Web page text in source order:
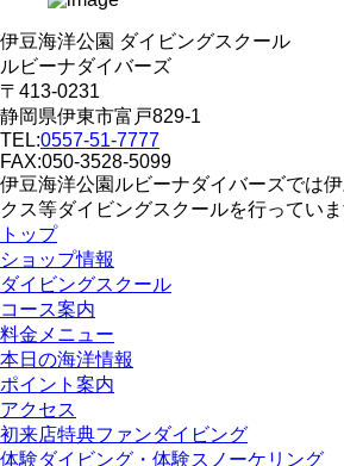
伊豆海洋公園 ダイビングスクール
ルビーナダイバーズ
〒413-0231
静岡県伊東市富戸829-1
TEL:0557-51-7777
FAX:050-3528-5099
伊豆海洋公園ルビーナダイバーズでは
クス等ダイビングスクールを行ってい
トップ
ショップ情報
ダイビングスクール
コース案内
料金メニュー
本日の海洋情報
ポイント案内
アクセス
初来店特典ファンダイビング
体験ダイビング・体験スノーケリング